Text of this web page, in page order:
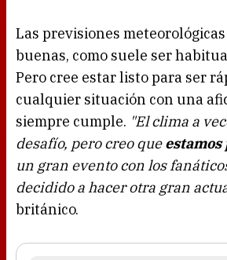
Las previsiones
buenas, como suele ser
Pero cree estar listo para ser
cualquier situación con una
siempre cumple. "El clima a
desafío, pero creo queestamos
un gran evento con los
decidido a hacer otra gran
británico.